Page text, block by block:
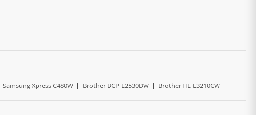
Samsung Xpress C480W | Brother DCP-L2530DW | Brother HL-L3210CW